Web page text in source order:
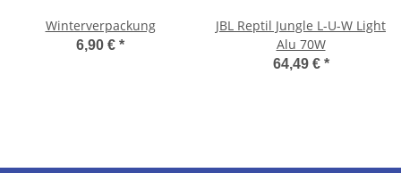
Winterverpackung
6,90 € *
JBL Reptil Jungle L-U-W Light
Alu 70W
64,49 € *